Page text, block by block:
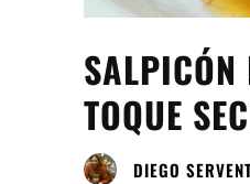
TOQUE
DIEGO